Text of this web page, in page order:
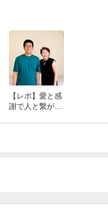
【レポ】愛と感
謝で人と繋が